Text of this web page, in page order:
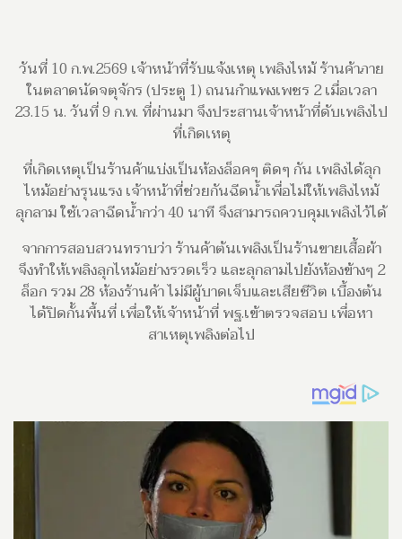
วันที่ 10 ก.พ.2569 เจ้าหน้าที่รับแจ้งเหตุ เพลิงไหม้ ร้านค้าภาย
ในตลาดนัดจตุจักร (ประตู 1) ถนนกำแพงเพชร 2 เมื่อเวลา
23.15 น. วันที่ 9 ก.พ. ที่ผ่านมา จึงประสานเจ้าหน้าที่ดับเพลิงไป
ที่เกิดเหตุ
ที่เกิดเหตุเป็นร้านค้าแบ่งเป็นห้องล็อคๆ ติดๆ กัน เพลิงได้ลุก
ไหม้อย่างรุนแรง เจ้าหน้าที่ช่วยกันฉีดน้ำเพื่อไม่ให้เพลิงไหม้
ลุกลาม ใช้เวลาฉีดน้ำกว่า 40 นาที จึงสามารถควบคุมเพลิงไว้ได้
จากการสอบสวนทราบว่า ร้านค้าต้นเพลิงเป็นร้านขายเสื้อผ้า
จึงทำให้เพลิงลุกไหม้อย่างรวดเร็ว และลุกลามไปยังห้องข้างๆ 2
ล็อก รวม 28 ห้องร้านค้า ไม่มีผู้บาดเจ็บและเสียชีวิต เบื้องต้น
ได้ปิดกั้นพื้นที่ เพื่อให้เจ้าหน้าที่ พฐ.เข้าตรวจสอบ เพื่อหา
สาเหตุเพลิงต่อไป